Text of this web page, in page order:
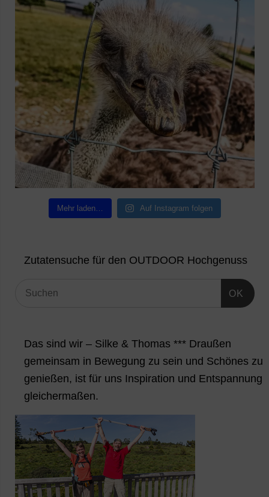
Mehr laden… Auf Instagram folgen
Zutatensuche für den OUTDOOR Hochgenuss
OK
Das sind wir – Silke & Thomas *** Draußen
gemeinsam in Bewegung zu sein und Schönes zu
genießen, ist für uns Inspiration und Entspannung
gleichermaßen.